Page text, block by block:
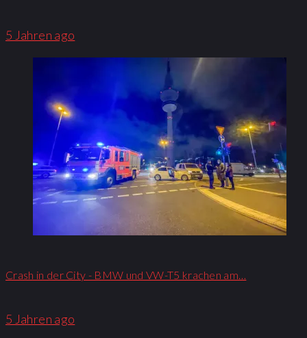
5 Jahren ago
Crash in der City - BMW und VW-T5 krachen am…
5 Jahren ago